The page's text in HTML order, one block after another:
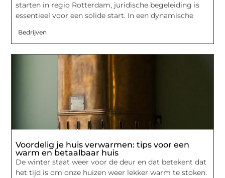
starten in regio Rotterdam, juridische begeleiding is
essentieel voor een solide start. In een dynamische
Bedrijven
Voordelig je huis verwarmen: tips voor een
warm en betaalbaar huis
De winter staat weer voor de deur en dat betekent dat
het tijd is om onze huizen weer lekker warm te stoken.